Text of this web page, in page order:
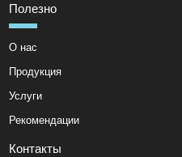
Полезно
О нас
Продукция
Услуги
Рекомендации
Контакты